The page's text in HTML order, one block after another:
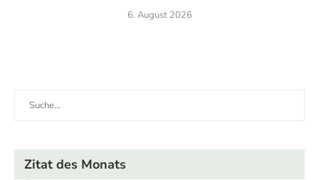
6. August 2026
Zitat des Monats